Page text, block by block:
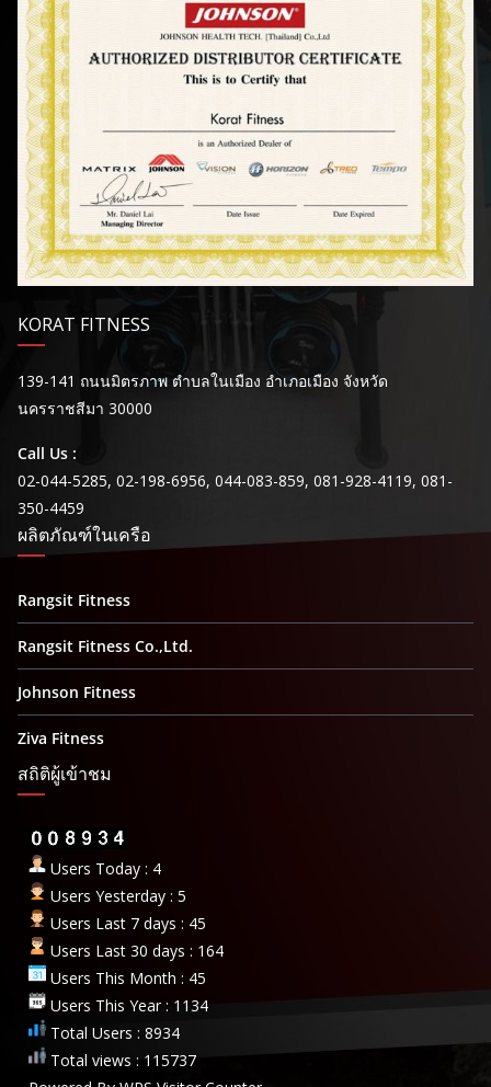
KORAT FITNESS
139-141 ถนนมิตรภาพ ตำบลในเมือง อำเภอเมือง จังหวัด
นครราชสีมา 30000
Call Us :
02-044-5285, 02-198-6956, 044-083-859, 081-928-4119, 081-
350-4459
ผลิตภัณฑ์ในเครือ
Rangsit Fitness
Rangsit Fitness Co.,Ltd.
Johnson Fitness
Ziva Fitness
สถิติผู้เข้าชม
Users Today : 4
Users Yesterday : 5
Users Last 7 days : 45
Users Last 30 days : 164
Users This Month : 45
Users This Year : 1134
Total Users : 8934
Total views : 115737